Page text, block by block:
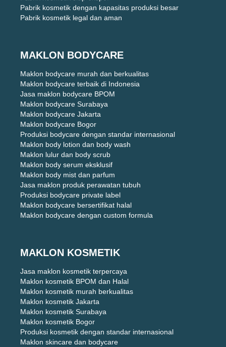
Pabrik kosmetik dengan kapasitas produksi besar
Pabrik kosmetik legal dan aman
MAKLON BODYCARE
Maklon bodycare murah dan berkualitas
Maklon bodycare terbaik di Indonesia
Jasa maklon bodycare BPOM
Maklon bodycare Surabaya
Maklon bodycare Jakarta
Maklon bodycare Bogor
Produksi bodycare dengan standar internasional
Maklon body lotion dan body wash
Maklon lulur dan body scrub
Maklon body serum eksklusif
Maklon body mist dan parfum
Jasa maklon produk perawatan tubuh
Produksi bodycare private label
Maklon bodycare bersertifikat halal
Maklon bodycare dengan custom formula
MAKLON KOSMETIK
Jasa maklon kosmetik terpercaya
Maklon kosmetik BPOM dan Halal
Maklon kosmetik murah berkualitas
Maklon kosmetik Jakarta
Maklon kosmetik Surabaya
Maklon kosmetik Bogor
Produksi kosmetik dengan standar internasional
Maklon skincare dan bodycare